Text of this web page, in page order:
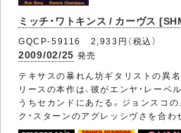
ミッチ・ワトキンス / カーヴス
GQCP-59116 2,933円（税込）
2009/02/25 発売
テキサスの暴れん坊ギタリストの異
リースの本作は、彼がエンヤ・レーベ
うちセカンドにあたる。ジョンスコ
ク・スターンのアグレッシヴさを合わ